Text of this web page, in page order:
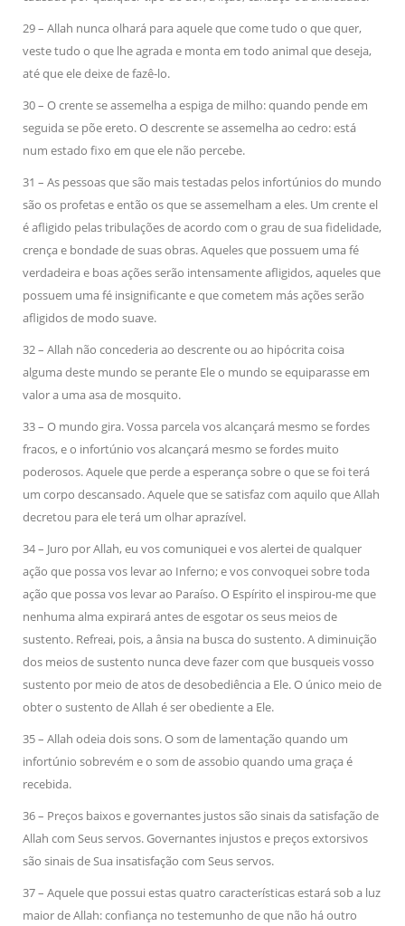
29 – Allah nunca olhará para aquele que come tudo o que quer,
veste tudo o que lhe agrada e monta em todo animal que deseja,
até que ele deixe de fazê-lo.
30 – O crente se assemelha a espiga de milho: quando pende em
seguida se põe ereto. O descrente se assemelha ao cedro: está
num estado fixo em que ele não percebe.
31 – As pessoas que são mais testadas pelos infortúnios do mundo
são os profetas e então os que se assemelham a eles. Um crente el
é afligido pelas tribulações de acordo com o grau de sua fidelidade,
crença e bondade de suas obras. Aqueles que possuem uma fé
verdadeira e boas ações serão intensamente afligidos, aqueles que
possuem uma fé insignificante e que cometem más ações serão
afligidos de modo suave.
32 – Allah não concederia ao descrente ou ao hipócrita coisa
alguma deste mundo se perante Ele o mundo se equiparasse em
valor a uma asa de mosquito.
33 – O mundo gira. Vossa parcela vos alcançará mesmo se fordes
fracos, e o infortúnio vos alcançará mesmo se fordes muito
poderosos. Aquele que perde a esperança sobre o que se foi terá
um corpo descansado. Aquele que se satisfaz com aquilo que Allah
decretou para ele terá um olhar aprazível.
34 – Juro por Allah, eu vos comuniquei e vos alertei de qualquer
ação que possa vos levar ao Inferno; e vos convoquei sobre toda
ação que possa vos levar ao Paraíso. O Espírito el inspirou-me que
nenhuma alma expirará antes de esgotar os seus meios de
sustento. Refreai, pois, a ânsia na busca do sustento. A diminuição
dos meios de sustento nunca deve fazer com que busqueis vosso
sustento por meio de atos de desobediência a Ele. O único meio de
obter o sustento de Allah é ser obediente a Ele.
35 – Allah odeia dois sons. O som de lamentação quando um
infortúnio sobrevém e o som de assobio quando uma graça é
recebida.
36 – Preços baixos e governantes justos são sinais da satisfação de
Allah com Seus servos. Governantes injustos e preços extorsivos
são sinais de Sua insatisfação com Seus servos.
37 – Aquele que possui estas quatro características estará sob a luz
maior de Allah: confiança no testemunho de que não há outro